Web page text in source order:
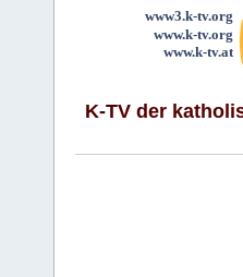
www3.k-tv.org
www.k-tv.org
www.k-tv.at
K-TV der